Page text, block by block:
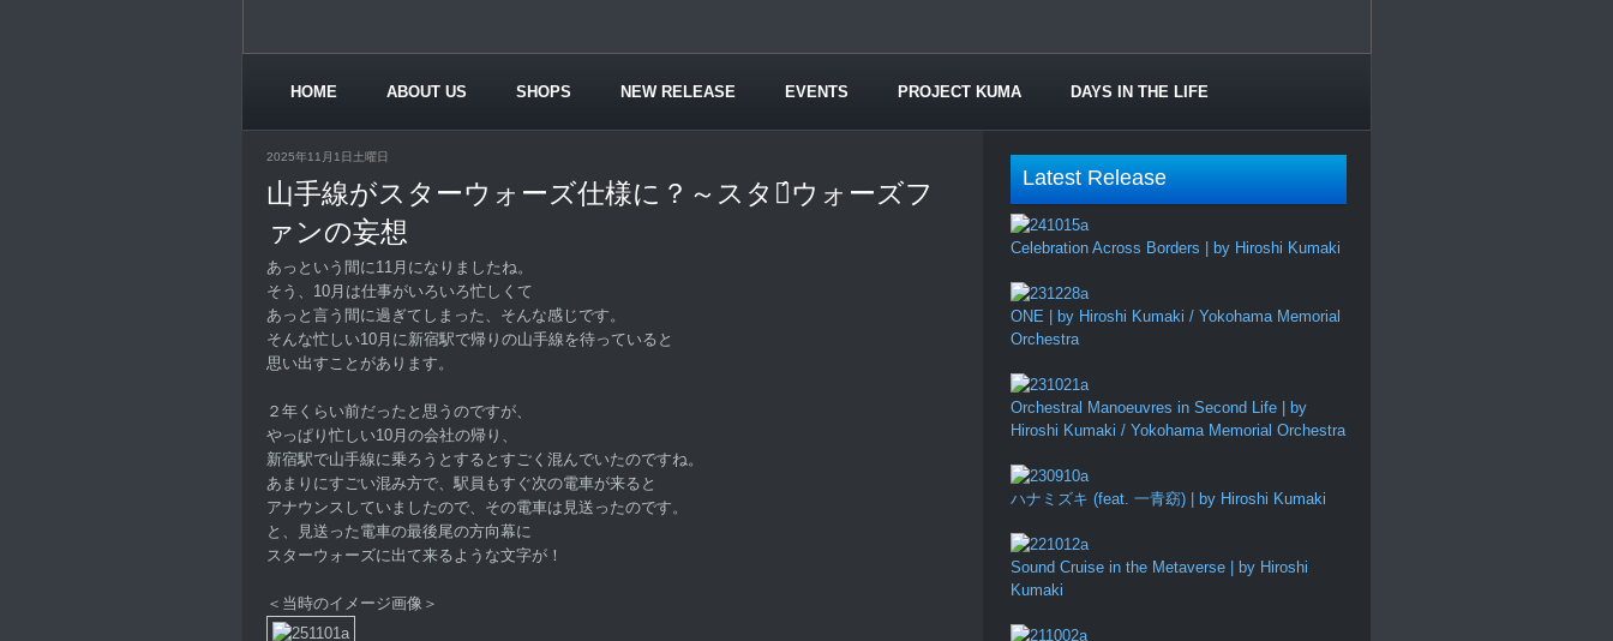
HOME ABOUT US SHOPS NEW RELEASE EVENTS PROJECT KUMA DAYS IN THE LIFE
2025年11月1日土曜日
山手線がスターウォーズ仕様に？～スター́ウォーズフ
ァンの妄想
あっという間に11月になりましたね。
そう、10月は仕事がいろいろ忙しくて
あっと言う間に過ぎてしまった、そんな感じです。
そんな忙しい10月に新宿駅で帰りの山手線を待っていると
思い出すことがあります。
２年くらい前だったと思うのですが、
やっぱり忙しい10月の会社の帰り、
新宿駅で山手線に乗ろうとするとすごく混んでいたのですね。
あまりにすごい混み方で、駅員もすぐ次の電車が来ると
アナウンスしていましたので、その電車は見送ったのです。
と、見送った電車の最後尾の方向幕に
スターウォーズに出て来るような文字が！
＜当時のイメージ画像＞
Latest Release
Celebration Across Borders | by Hiroshi Kumaki
ONE | by Hiroshi Kumaki / Yokohama Memorial
Orchestra
Orchestral Manoeuvres in Second Life | by
Hiroshi Kumaki / Yokohama Memorial Orchestra
ハナミズキ (feat. 一青窈) | by Hiroshi Kumaki
Sound Cruise in the Metaverse | by Hiroshi
Kumaki